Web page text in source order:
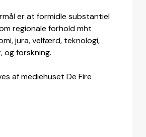
er at formidle substantiel
regionale forhold mht
jura, velfærd, teknologi,
og forskning.
af mediehuset De Fire